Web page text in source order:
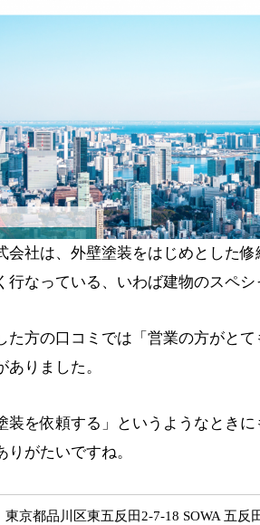
会社は、外壁塗装をはじめとした
行なっている、いわば建物のスペシ
た方の口コミでは「営業の方がと
りました。
装を依頼する」というようなとき
がたいですね。
東京都品川区東五反田2-7-18 SOWA 五反